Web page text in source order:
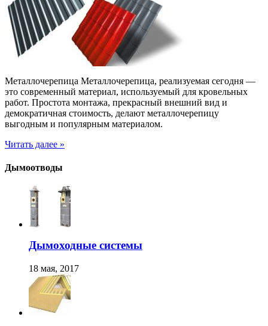
Металлочерепица Металлочерепица, реализуемая сегодня —
это современный материал, используемый для кровельных
работ. Простота монтажа, прекрасный внешний вид и
демократичная стоимость, делают металлочерепицу
выгодным и популярным материалом.
Читать далее »
Дымоотводы
Дымоходные системы
18 мая, 2017